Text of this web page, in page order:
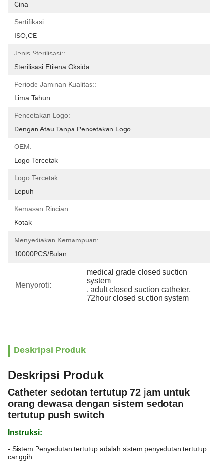
Cina
Sertifikasi:
ISO,CE
Jenis Sterilisasi::
Sterilisasi Etilena Oksida
Periode Jaminan Kualitas::
Lima Tahun
Pencetakan Logo:
Dengan Atau Tanpa Pencetakan Logo
OEM:
Logo Tercetak
Logo Tercetak:
Lepuh
Kemasan Rincian:
Kotak
Menyediakan Kemampuan:
10000PCS/bulan
Menyoroti:
medical grade closed suction
system
, adult closed suction catheter,
72hour closed suction system
Deskripsi Produk
Deskripsi Produk
Catheter sedotan tertutup 72 jam untuk
orang dewasa dengan sistem sedotan
tertutup push switch
Instruksi:
- Sistem Penyedutan tertutup adalah sistem penyedutan tertutup
canggih.